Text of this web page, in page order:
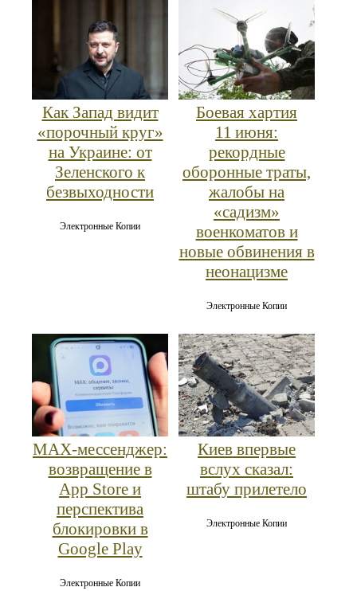
Как Запад видит
«порочный круг»
на Украине: от
Зеленского к
безвыходности
Электронные Копии
Боевая хартия
11 июня:
рекордные
оборонные траты,
жалобы на
«садизм»
военкоматов и
новые обвинения в
неонацизме
Электронные Копии
MAX‑мессенджер:
возвращение в
App Store и
перспектива
блокировки в
Google Play
Электронные Копии
Киев впервые
вслух сказал:
штабу прилетело
Электронные Копии